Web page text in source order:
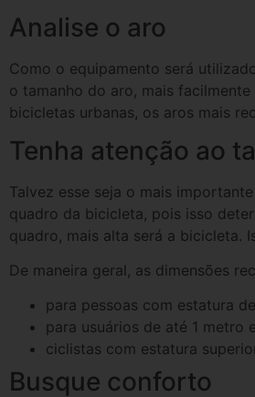
Analise o aro
Como o equipamento será
o tamanho do aro, mais facilmente
bicicletas urbanas, os aros mais
Tenha atenção ao
Talvez esse seja o mais
quadro da bicicleta, pois isso
quadro, mais alta será a bicicleta.
De maneira geral, as dimensões
para pessoas com estatura
para usuários de até 1 metro
ciclistas com estatura
Busque conforto